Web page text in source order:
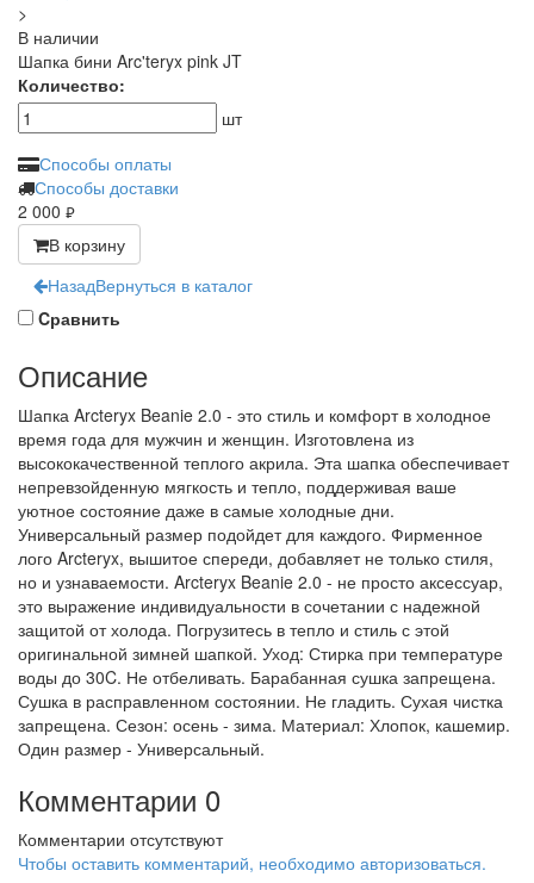
>
В наличии
Шапка бини Arc'teryx pink JT
Количество:
шт
Способы оплаты
Способы доставки
2 000 руб.
В корзину
НазадВернуться в каталог
Cравнить
Описание
Шапка Arcteryx Beanie 2.0 - это стиль и комфорт в холодное
время года для мужчин и женщин. Изготовлена из
высококачественной теплого акрила. Эта шапка обеспечивает
непревзойденную мягкость и тепло, поддерживая ваше
уютное состояние даже в самые холодные дни.
Универсальный размер подойдет для каждого. Фирменное
лого Arcteryx, вышитое спереди, добавляет не только стиля,
но и узнаваемости. Arcteryx Beanie 2.0 - не просто аксессуар,
это выражение индивидуальности в сочетании с надежной
защитой от холода. Погрузитесь в тепло и стиль с этой
оригинальной зимней шапкой. Уход: Стирка при температуре
воды до 30C. Не отбеливать. Барабанная сушка запрещена.
Сушка в расправленном состоянии. Не гладить. Сухая чистка
запрещена. Сезон: осень - зима. Материал: Хлопок, кашемир.
Один размер - Универсальный.
Комментарии 0
Комментарии отсутствуют
Чтобы оставить комментарий, необходимо авторизоваться.